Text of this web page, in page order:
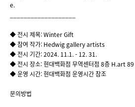
e.
◆ 전시 제목: Winter Gift
◆ 참여 작가: Hedwig gallery artists
◆ 전시 기간: 2024. 11.1. - 12. 31.
◆ 전시 장소: 현대백화점 무역센터점 8층 H.art 89
◆ 운영 시간: 현대백화점 운영시간 참조
문의방법